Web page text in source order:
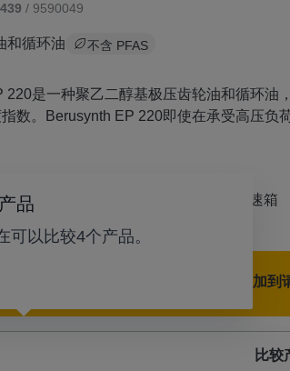
/ 9590049
和循环油 不含 PFAS
220是一种聚乙二醇基极压齿轮油和循环
数。Berusynth EP 220即使在承受高压负
高温 封闭式变速箱
添加到
比较
品
可以比较4个产品。